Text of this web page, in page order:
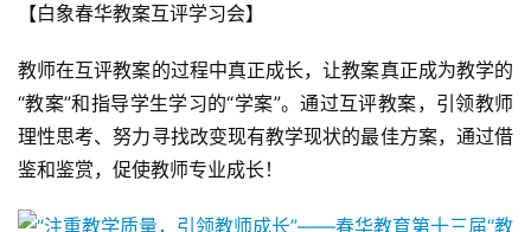
【白象春华教案互评学习会】
教师在互评教案的过程中真正成长，让教案真正成为教学的
“教案”和指导学生学习的“学案”。通过互评教案，引领教师
理性思考、努力寻找改变现有教学现状的最佳方案，通过借
鉴和鉴赏，促使教师专业成长！